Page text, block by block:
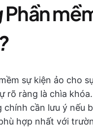
Phần
sự kiện ảo cho
rõ ràng là chìa
chính cần lưu ý nếu
hợp nhất với